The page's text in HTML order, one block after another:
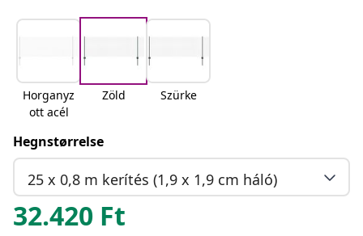
Horganyz
ott acél
Zöld Szürke
Hegnstørrelse
25 x 0,8 m kerítés (1,9 x 1,9 cm háló)
32.420 Ft